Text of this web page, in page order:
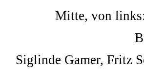
Mitte, von
Siglinde Gamer, Fritz